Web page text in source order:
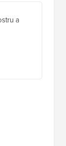
a